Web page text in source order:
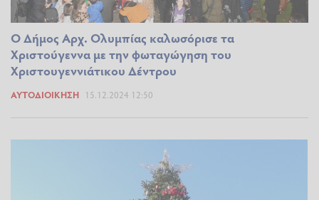
Ο Δήμος Αρχ. Ολυμπίας καλωσόρισε τα
Χριστούγεννα με την φωταγώγηση του
Χριστουγεννιάτικου Δέντρου
ΑΥΤΟΔΙΟΊΚΗΣΗ 15.12.2024 12:50